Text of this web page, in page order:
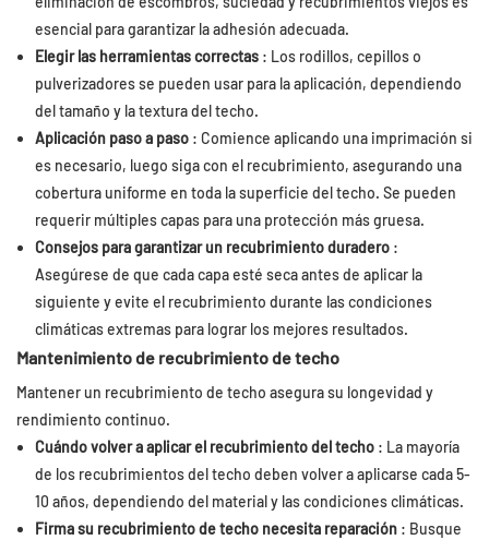
esencial para garantizar la adhesión adecuada.
Elegir las herramientas correctas : Los rodillos, cepillos o
pulverizadores se pueden usar para la aplicación, dependiendo
del tamaño y la textura del techo.
Aplicación paso a paso : Comience aplicando una imprimación si
es necesario, luego siga con el recubrimiento, asegurando una
cobertura uniforme en toda la superficie del techo. Se pueden
requerir múltiples capas para una protección más gruesa.
Consejos para garantizar un recubrimiento duradero :
Asegúrese de que cada capa esté seca antes de aplicar la
siguiente y evite el recubrimiento durante las condiciones
climáticas extremas para lograr los mejores resultados.
Mantenimiento de recubrimiento de techo
Mantener un recubrimiento de techo asegura su longevidad y
rendimiento continuo.
Cuándo volver a aplicar el recubrimiento del techo : La mayoría
de los recubrimientos del techo deben volver a aplicarse cada 5-
10 años, dependiendo del material y las condiciones climáticas.
Firma su recubrimiento de techo necesita reparación : Busque